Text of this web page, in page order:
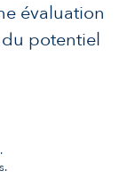
évaluation
potentiel